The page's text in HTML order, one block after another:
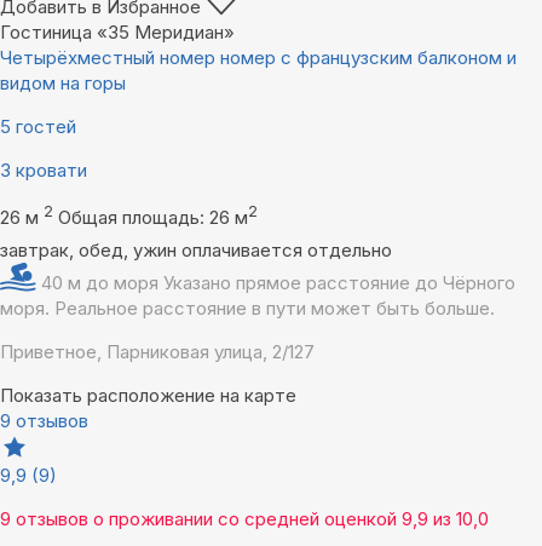
Добавить в Избранное
Гостиница «35 Меридиан»
Четырёхместный номер номер с французским балконом и
видом на горы
5 гостей
3 кровати
26 м 2 Общая площадь: 26 м2
завтрак, обед, ужин оплачивается отдельно
40 м до моря Указано прямое расстояние до Чёрного
моря. Реальное расстояние в пути может быть больше.
Приветное, Парниковая улица, 2/127
Показать расположение на карте
9 отзывов
9,9 (9)
9 отзывов о проживании со средней оценкой 9,9 из 10,0